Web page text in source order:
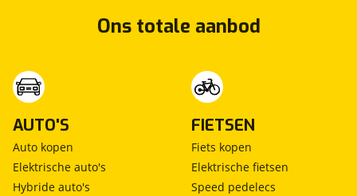
Ons totale aanbod
AUTO'S
Auto kopen
Elektrische auto's
Hybride auto's
FIETSEN
Fiets kopen
Elektrische fietsen
Speed pedelecs